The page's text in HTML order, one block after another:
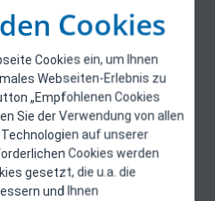
Cookies
Cookies ein, um Ihnen
Webseiten-Erlebnis zu
„Empfohlenen Cookies
Sie der Verwendung von allen
auf unserer
Cookies werden
gesetzt, die u.a. die
und Ihnen